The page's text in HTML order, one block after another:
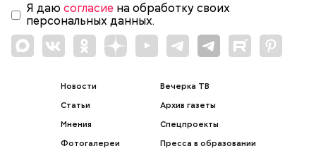
Я даю согласие на обработку своих
персональных данных.
Новости
Статьи
Мнения
Фотогалереи
Вечерка ТВ
Архив газеты
Спецпроекты
Пресса в образовании